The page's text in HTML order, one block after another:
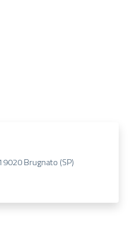
Brugnato (SP)